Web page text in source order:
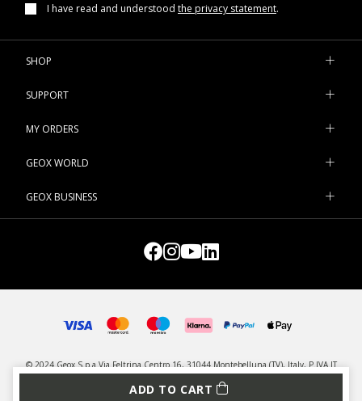
ADD TO CART
I have read and understood the privacy statement.
SHOP
SUPPORT
MY ORDERS
GEOX WORLD
GEOX BUSINESS
© 2024 Geox S.p.a Via Feltrina Centro 16, 31044 Montebelluna (TV), Italy, P.IVA IT
03348440268 - All rights reserved